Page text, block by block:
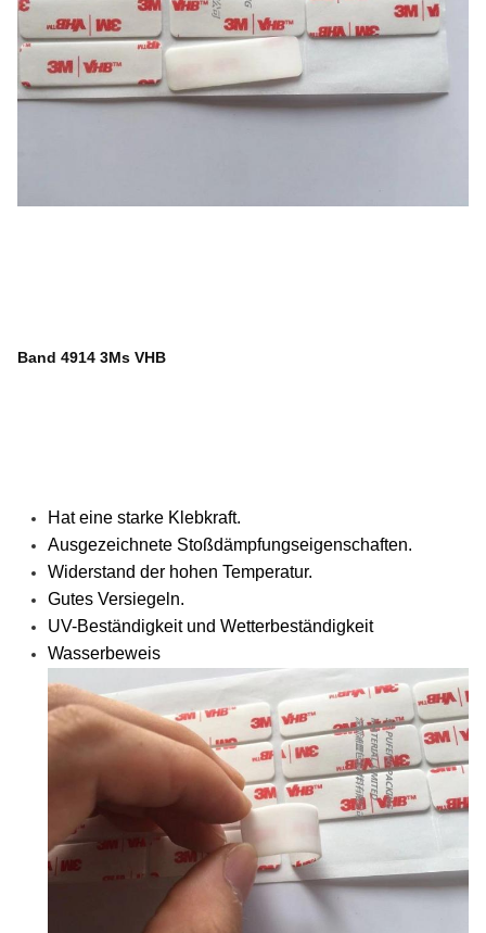
Band 4914 3Ms VHB
Hat eine starke Klebkraft.
Ausgezeichnete Stoßdämpfungseigenschaften.
Widerstand der hohen Temperatur.
Gutes Versiegeln.
UV-Beständigkeit und Wetterbeständigkeit
Wasserbeweis